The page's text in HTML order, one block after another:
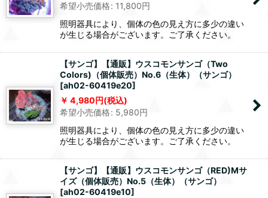
希望小売価格: 11,800円
照明器具により、個体の色の見え方に多少の違い
が生じる場合がございます。ご了承ください。
【サンゴ】【通販】ウスコモンサンゴ（Two
Colors)（個体販売）No.6（生体）（サンゴ）
[ah02-60419e20]
4,980円(税込)
希望小売価格: 5,980円
照明器具により、個体の色の見え方に多少の違い
が生じる場合がございます。ご了承ください。
【サンゴ】【通販】ウスコモンサンゴ（RED)Mサ
イズ（個体販売）No.5（生体）（サンゴ）
[ah02-60419e10]